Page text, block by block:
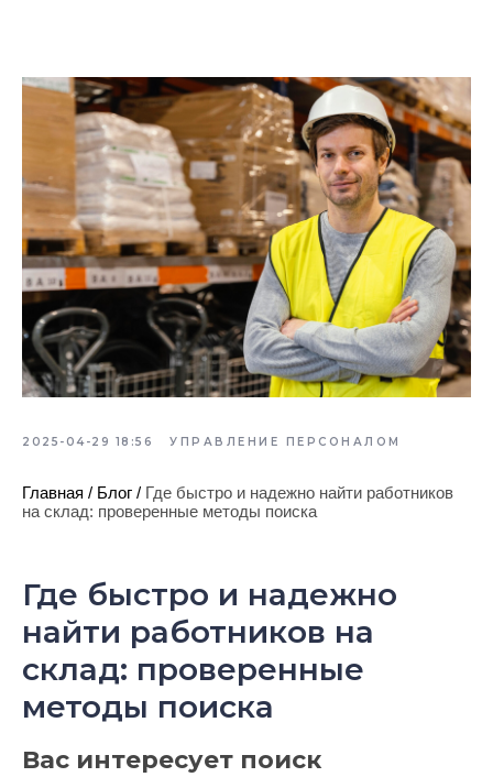
2025-04-29 18:56 УПРАВЛЕНИЕ ПЕРСОНАЛОМ
Главная / Блог / Где быстро и надежно найти работников
на склад: проверенные методы поиска
Где быстро и надежно
найти работников на
склад: проверенные
методы поиска
Вас интересует поиск